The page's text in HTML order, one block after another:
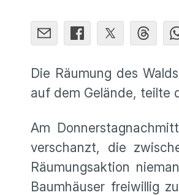
Die Räumung des
auf dem Gelände, teilte
Am
verschanzt, die
Räumungsaktion
Baumhäuser freiwillig